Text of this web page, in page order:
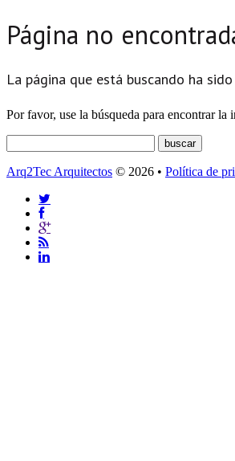
Página no
La página que está buscando ha
Por favor, use la búsqueda para encontrar la
Arq2Tec Arquitectos © 2026 • Política de